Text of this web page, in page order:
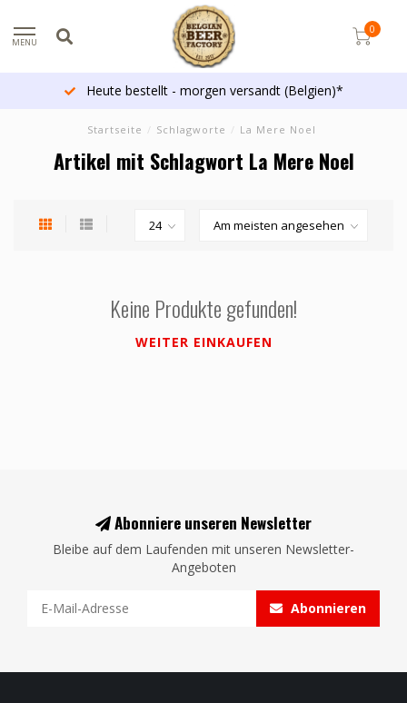
MENU
0
Heute bestellt - morgen versandt (Belgien)*
Startseite / Schlagworte / La Mere Noel
Artikel mit Schlagwort La Mere Noel
Keine Produkte gefunden!
WEITER EINKAUFEN
Abonniere unseren Newsletter
Bleibe auf dem Laufenden mit unseren Newsletter-
Angeboten
Abonnieren